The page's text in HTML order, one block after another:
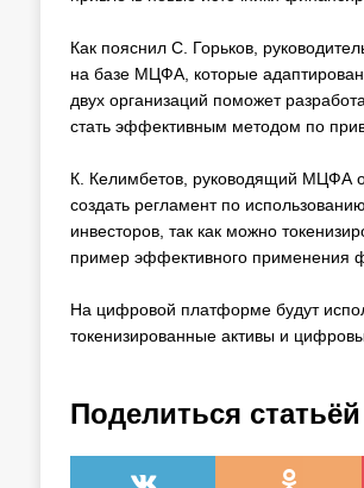
Как пояснил С. Горьков,
на базе МЦФА, которые
двух организаций поможет
стать эффективным методом по
К. Келимбетов, руководящий МЦФА
создать регламент по
инвесторов, так как можно
пример эффективного применения
На цифровой платформе будут
токенизированные активы и
Поделиться статьёй